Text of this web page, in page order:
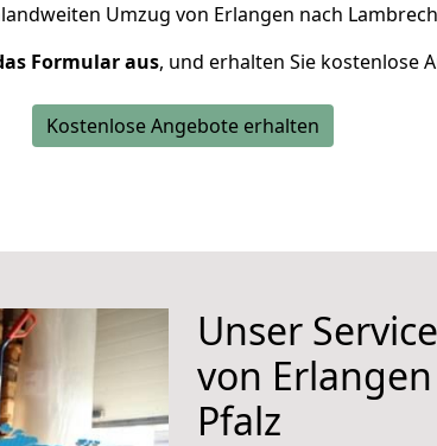
Umzug von Erlangen nach
Formular aus, und erhalten Sie kostenlose
Kostenlose Angebote erhalten
Unser
von
Pfalz